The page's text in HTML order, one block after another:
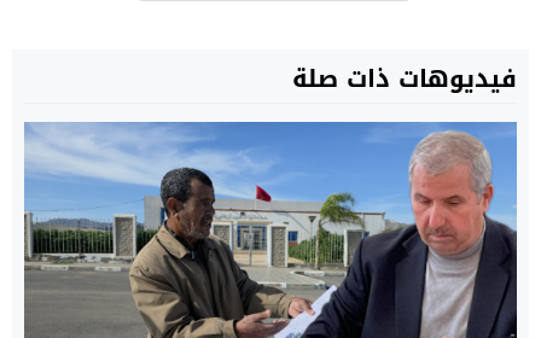
فيديوهات ذات صلة